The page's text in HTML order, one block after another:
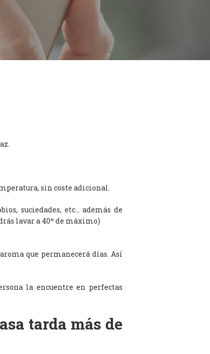
sin coste adicional.
suciedades, etc… además de
lavar a 40º de máximo)
que permanecerá días. Así
la encuentre en perfectas
tarda más de